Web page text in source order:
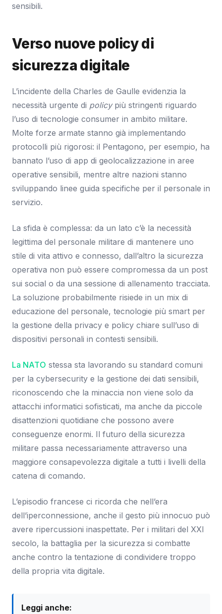
sensibili.
Verso nuove policy di
sicurezza digitale
L’incidente della Charles de Gaulle evidenzia la
necessità urgente di policypiù stringenti riguardo
l’uso di tecnologie consumer in ambito militare.
Molte forze armate stanno già implementando
protocolli più rigorosi: il Pentagono, per esempio, ha
bannato l’uso di app di geolocalizzazione in aree
operative sensibili, mentre altre nazioni stanno
sviluppando linee guida specifiche per il personale in
servizio.
La sfida è complessa: da un lato c’è la necessità
legittima del personale militare di mantenere uno
stile di vita attivo e connesso, dall’altro la sicurezza
operativa non può essere compromessa da un post
sui social o da una sessione di allenamento tracciata.
La soluzione probabilmente risiede in un mix di
educazione del personale, tecnologie più smart per
la gestione della privacy e policy chiare sull’uso di
dispositivi personali in contesti sensibili.
La NATO stessa sta lavorando su standard comuni
per la cybersecurity e la gestione dei dati sensibili,
riconoscendo che la minaccia non viene solo da
attacchi informatici sofisticati, ma anche da piccole
disattenzioni quotidiane che possono avere
conseguenze enormi. Il futuro della sicurezza
militare passa necessariamente attraverso una
maggiore consapevolezza digitale a tutti i livelli della
catena di comando.
L’episodio francese ci ricorda che nell’era
dell’iperconnessione, anche il gesto più innocuo può
avere ripercussioni inaspettate. Per i militari del XXI
secolo, la battaglia per la sicurezza si combatte
anche contro la tentazione di condividere troppo
della propria vita digitale.
Leggi anche: